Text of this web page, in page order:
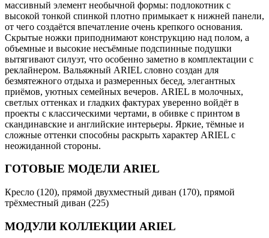
массивный элемент необычной формы: подлокотник с
высокой тонкой спинкой плотно примыкает к нижней панели,
от чего создаётся впечатление очень крепкого основания.
Скрытые ножки приподнимают конструкцию над полом, а
объемные и высокие несъёмные подспинные подушки
вытягивают силуэт, что особенно заметно в комплектации с
реклайнером. Вальяжный ARIEL словно создан для
безмятежного отдыха и размеренных бесед, элегантных
приёмов, уютных семейных вечеров. ARIEL в молочных,
светлых оттенках и гладких фактурах уверенно войдёт в
проекты с классическими чертами, в обивке с принтом в
скандинавские и английские интерьеры. Яркие, тёмные и
сложные оттенки способны раскрыть характер ARIEL с
неожиданной стороны.
ГОТОВЫЕ МОДЕЛИ ARIEL
Кресло (120), прямой двухместный диван (170), прямой
трёхместный диван (225)
МОДУЛИ КОЛЛЕКЦИИ ARIEL